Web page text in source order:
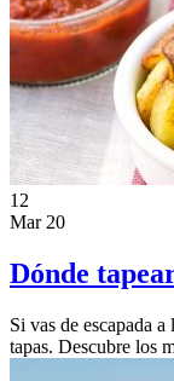
12
Mar 20
Dónde
Si vas de escapada
tapas. Descubre los